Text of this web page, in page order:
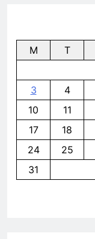
M
T
3
4
10
11
17
18
24
25
31